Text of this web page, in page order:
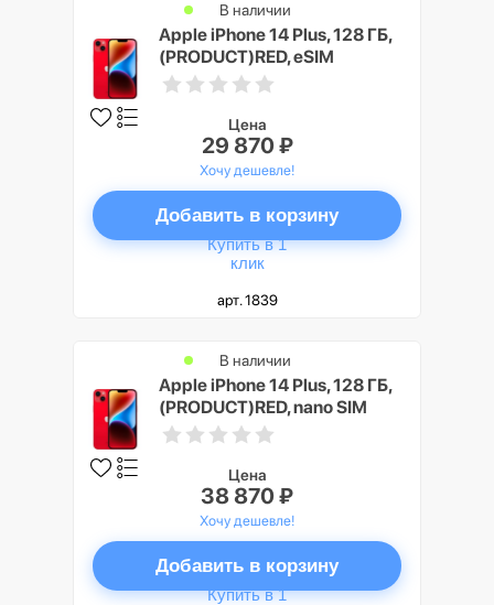
Apple iPhone 14 Plus, 128 ГБ,
(PRODUCT)RED, eSIM
В наличии
Цена
29 870 ₽
Хочу дешевле!
Добавить в корзину
Купить в 1
клик
арт. 1839
Apple iPhone 14 Plus, 128 ГБ,
(PRODUCT)RED, nano SIM
В наличии
Цена
38 870 ₽
Хочу дешевле!
Добавить в корзину
Купить в 1